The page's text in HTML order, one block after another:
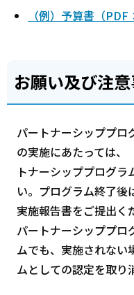
（例）予算書（PDF
お願い及び注
パートナーシッププロ
の実施にあたっては、
トナーシッププログ
い。プログラム終了後
実施報告書をご提出く
パートナーシッププロ
ムでも、実施されない
ムとしての認定を取り